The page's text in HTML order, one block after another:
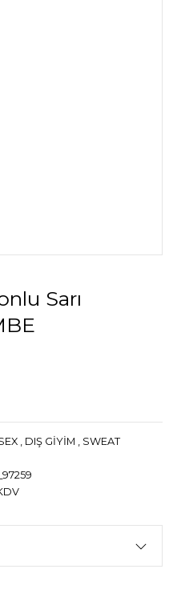
Sarı
, DIŞ GİYİM , SWEAT